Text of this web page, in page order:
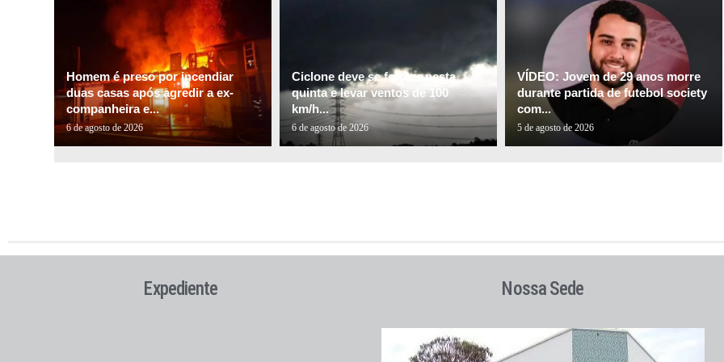
Homem é preso por incendiar
duas casas após agredir a ex-
companheira e...
6 de agosto de 2026
Ciclone deve se formar nesta
quinta e levar ventos de 100
km/h...
6 de agosto de 2026
VÍDEO: Jovem de 29 anos morre
durante partida de futebol society
com...
5 de agosto de 2026
Expediente Nossa Sede